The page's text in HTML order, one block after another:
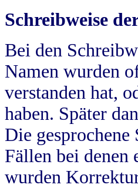
Schreibweise
Bei den
Namen wurden
verstanden hat,
haben. Später
Die
Fällen bei denen
wurden